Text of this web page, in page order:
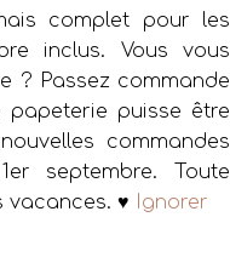
complet pour les
inclus. Vous vous
? Passez commande
puisse être
commandes
septembre. Toute
vacances. ♥
Ignorer